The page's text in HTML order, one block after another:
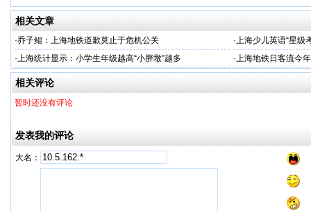
相关文章
·乔子鲲：上海地铁道歉莫止于危机公关 ·上海少儿英语“星级
·上海统计显示：小学生年级越高“小胖墩”越多 ·上海地铁日客流今
相关评论
暂时还没有评论
发表我的评论
大名：